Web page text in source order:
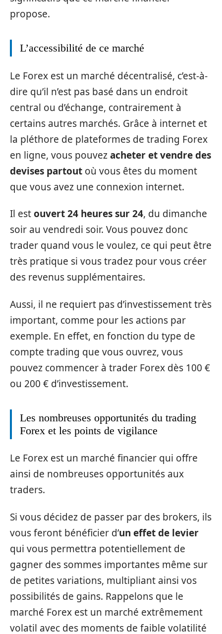
propose.
L’accessibilité de ce marché
Le Forex est un marché décentralisé, c’est-à-
dire qu’il n’est pas basé dans un endroit
central ou d’échange, contrairement à
certains autres marchés. Grâce à internet et
la pléthore de plateformes de trading Forex
en ligne, vous pouvezacheter et vendre des
devises partout où vous êtes du moment
que vous avez une connexion internet.
Il estouvert 24 heures sur 24, du dimanche
soir au vendredi soir. Vous pouvez donc
trader quand vous le voulez, ce qui peut être
très pratique si vous tradez pour vous créer
des revenus supplémentaires.
Aussi, il ne requiert pas d’investissement très
important, comme pour les actions par
exemple. En effet, en fonction du type de
compte trading que vous ouvrez, vous
pouvez commencer à trader Forex dès 100 €
ou 200 € d’investissement.
Les nombreuses opportunités du trading
Forex et les points de vigilance
Le Forex est un marché financier qui offre
ainsi de nombreuses opportunités aux
traders.
Si vous décidez de passer par des brokers, ils
vous feront bénéficier d’un effet de levier
qui vous permettra potentiellement de
gagner des sommes importantes même sur
de petites variations, multipliant ainsi vos
possibilités de gains. Rappelons que le
marché Forex est un marché extrêmement
volatil avec des moments de faible volatilité